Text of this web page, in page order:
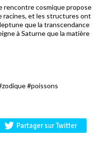
rencontre cosmique propose
racines, et les structures ont
que la transcendance
à Saturne que la matière
#poissons
Partager sur Twitter